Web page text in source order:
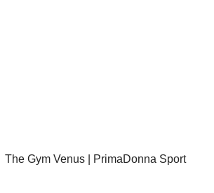
The Gym Venus | PrimaDonna Sport